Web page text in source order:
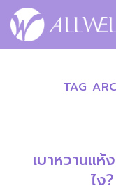
ข้าม
ไป
TAG
เบาหวานแห้
ไง